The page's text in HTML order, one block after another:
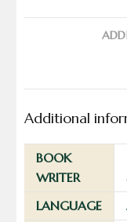
Additional
BOOK
WRITER
LANGUAGE